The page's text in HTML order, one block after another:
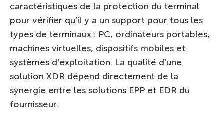
caractéristiques de la protection du terminal
pour vérifier qu’il y a un support pour tous les
types de terminaux : PC, ordinateurs portables,
machines virtuelles, dispositifs mobiles et
systèmes d’exploitation. La qualité d’une
solution XDR dépend directement de la
synergie entre les solutions EPP et EDR du
fournisseur.